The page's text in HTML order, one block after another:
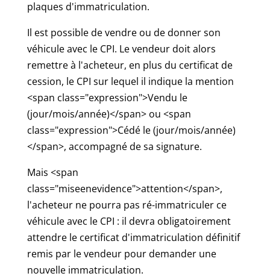
plaques d'immatriculation.
Il est possible de vendre ou de donner son
véhicule avec le CPI. Le vendeur doit alors
remettre à l'acheteur, en plus du certificat de
cession, le CPI sur lequel il indique la mention
<span class="expression">Vendu le
(jour/mois/année)</span> ou <span
class="expression">Cédé le (jour/mois/année)
</span>, accompagné de sa signature.
Mais <span
class="miseenevidence">attention</span>,
l'acheteur ne pourra pas ré-immatriculer ce
véhicule avec le CPI : il devra obligatoirement
attendre le certificat d'immatriculation définitif
remis par le vendeur pour demander une
nouvelle immatriculation.